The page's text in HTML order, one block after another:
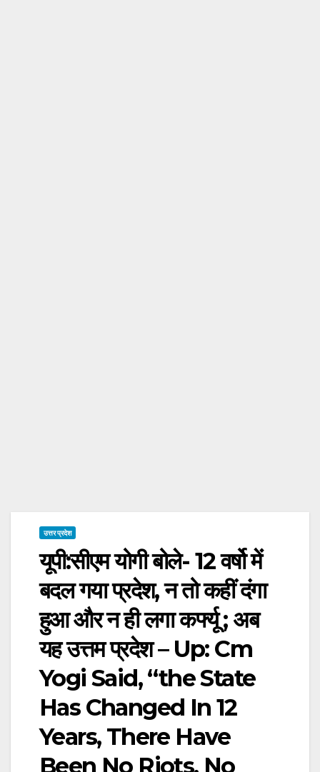
उत्तर प्रदेश
यूपी:सीएम योगी बोले- 12 वर्षो में
बदल गया प्रदेश, न तो कहीं दंगा
हुआ और न ही लगा कर्फ्यू ; अब
यह उत्तम प्रदेश – Up: Cm
Yogi Said, “the State
Has Changed In 12
Years, There Have
Been No Riots, No